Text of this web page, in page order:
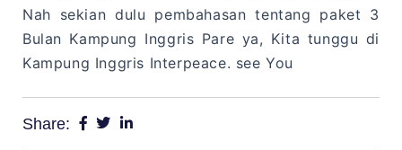
Nah sekian dulu pembahasan tentang paket 3
Bulan Kampung Inggris Pare ya, Kita tunggu di
Kampung Inggris Interpeace. see You
Share: